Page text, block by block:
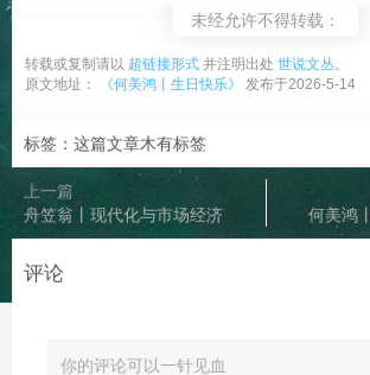
未经允许不得转载：
转载或复制请以 超链接形式 并注明出处 世说文丛。
原文地址：
《何美鸿丨生日快乐》 发布于2026-5-14
标签：这篇文章木有标签
上一篇
舟笠翁丨现代化与市场经济
何美鸿
评论